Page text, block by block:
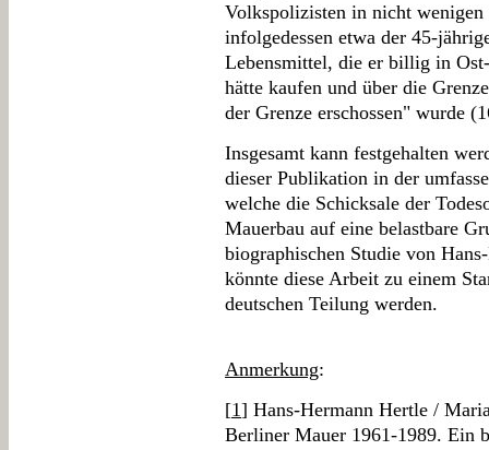
Volkspolizisten in nicht wenigen
infolgedessen etwa der 45-
Lebensmittel, die er billig in
hätte kaufen und über die
der Grenze erschossen" wurde
Insgesamt kann festgehalten
dieser Publikation in der
welche die Schicksale der
Mauerbau auf eine belastbare
biographischen Studie von
könnte diese Arbeit zu einem
deutschen Teilung werden.
Anmerkung:
[1] Hans-Hermann Hertle /
Berliner Mauer 1961-1989. Ein